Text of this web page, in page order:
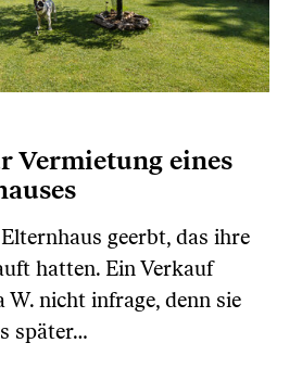
Vermietung eines
geerbt, das ihre
hatten. Ein Verkauf
nicht infrage, denn sie
später…